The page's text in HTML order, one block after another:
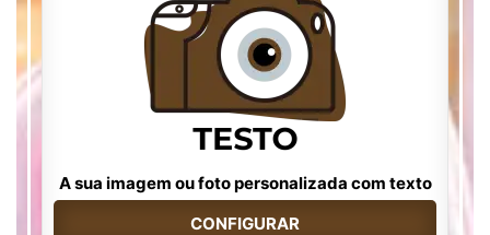
A sua imagem ou foto personalizada com texto
CONFIGURAR